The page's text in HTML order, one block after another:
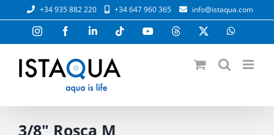
al
contenido
+34 935 882 220 +34 647 960 365 info@istaqua.com
InstagramFacebookLinkedInTiktok YouTubeThreads
3/8" Rosca M